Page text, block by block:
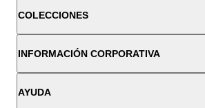
COLECCIONES
INFORMACIÓN CORPORATIVA
AYUDA